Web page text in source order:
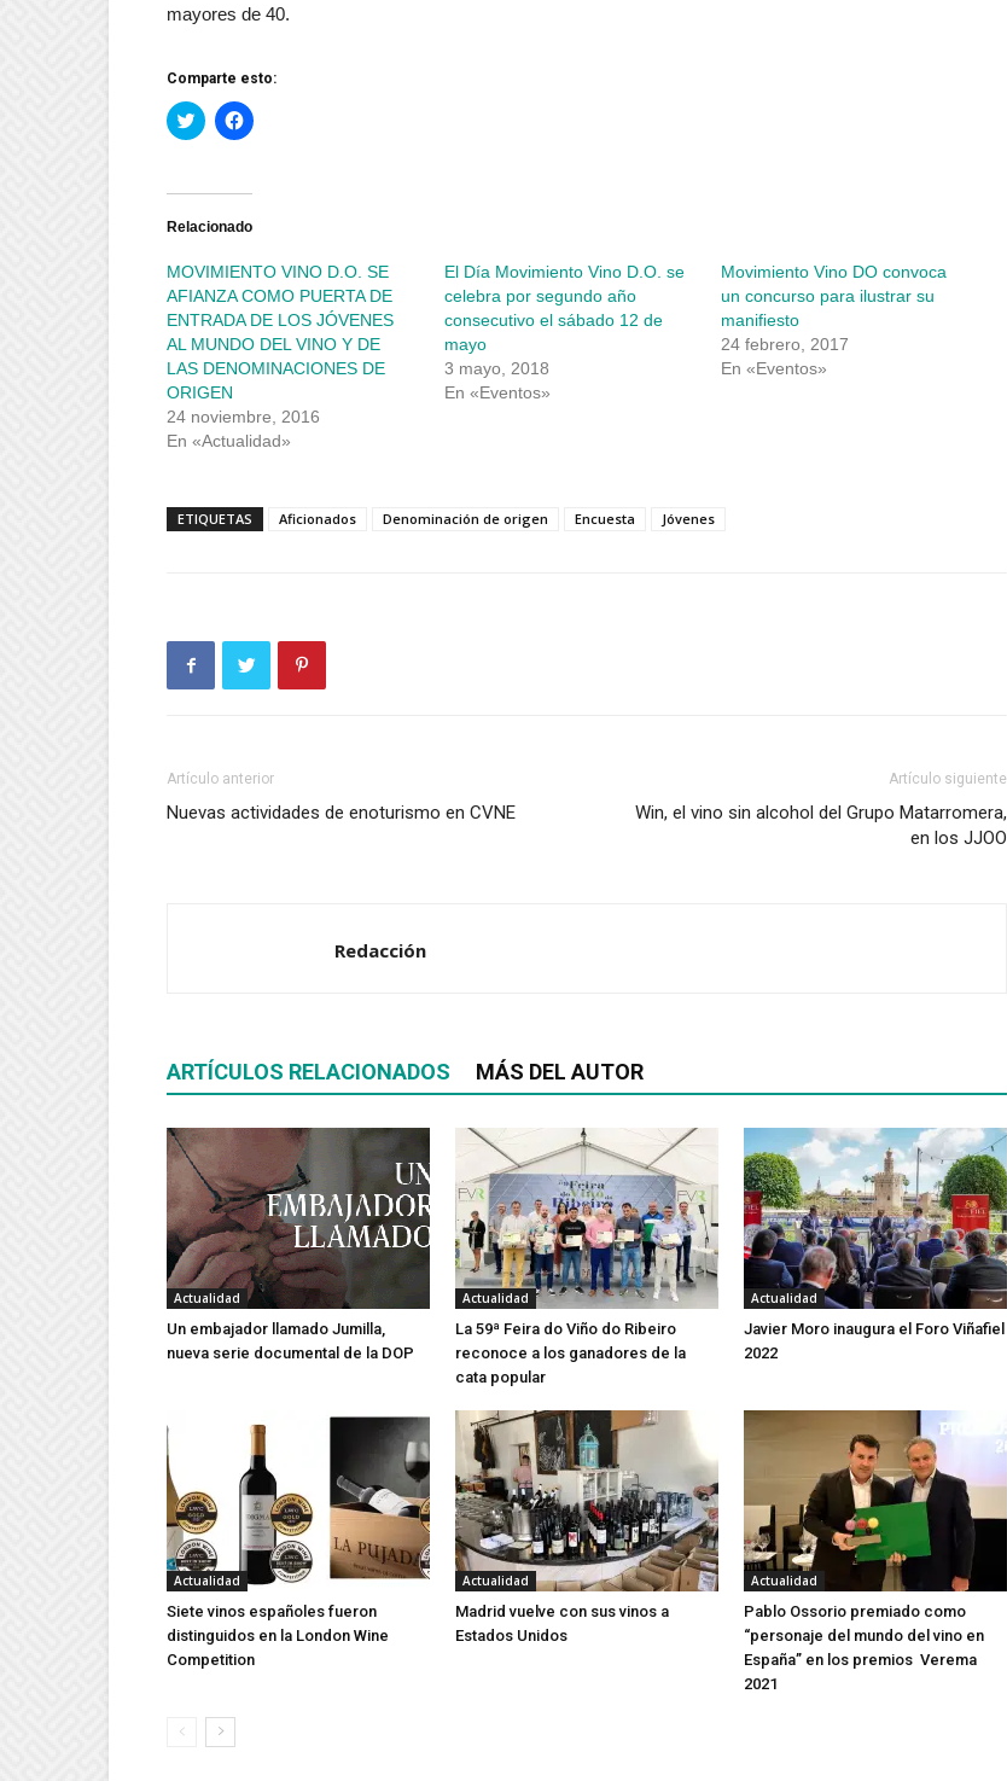
mayores de 40.
Comparte esto:
Haz
clic
Twitter
abre
ventana
nueva)
Haz
clic
Facebook
abre
ventana
nueva)
Relacionado
MOVIMIENTO VINO D.O. SE
AFIANZA COMO PUERTA DE
ENTRADA DE LOS JÓVENES
AL MUNDO DEL VINO Y DE
LAS DENOMINACIONES DE
ORIGEN
24 noviembre, 2016
En «Actualidad»
El Día Movimiento Vino D.O. se
celebra por segundo año
consecutivo el sábado 12 de
mayo
3 mayo, 2018
En «Eventos»
Movimiento Vino DO convoca
un concurso para ilustrar su
manifiesto
24 febrero, 2017
En «Eventos»
ETIQUETAS Aficionados Denominación de origen Encuesta Jóvenes
Artículo anterior
Nuevas actividades de enoturismo en CVNE
Artículo siguiente
Win, el vino sin alcohol del Grupo Matarromera,
en los JJOO
Redacción
ARTÍCULOS RELACIONADOS MÁS DEL AUTOR
Actualidad
Un embajador llamado Jumilla,
nueva serie documental de la DOP
Actualidad
La 59ª Feira do Viño do Ribeiro
reconoce a los ganadores de la
cata popular
Actualidad
Javier Moro inaugura el Foro Viñafiel
2022
Actualidad
Siete vinos españoles fueron
distinguidos en la London Wine
Competition
Actualidad
Madrid vuelve con sus vinos a
Estados Unidos
Actualidad
Pablo Ossorio premiado como
“personaje del mundo del vino en
España” en los premios Verema
2021